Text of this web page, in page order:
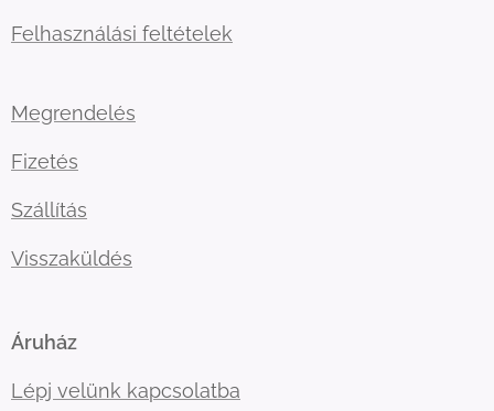
Felhasználási feltételek
Megrendelés
Fizetés
Szállítás
Visszaküldés
Áruház
Lépj velünk kapcsolatba